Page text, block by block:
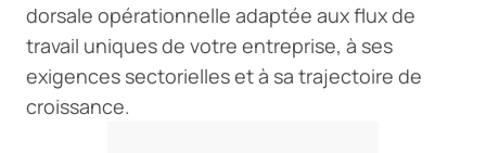
dorsale opérationnelle adaptée aux flux de
travail uniques de votre entreprise, à ses
exigences sectorielles et à sa trajectoire de
croissance.